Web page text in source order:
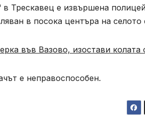
Трескавец е извършена
в посока центъра на
във Вазово, изостави колата
е неправоспособен.